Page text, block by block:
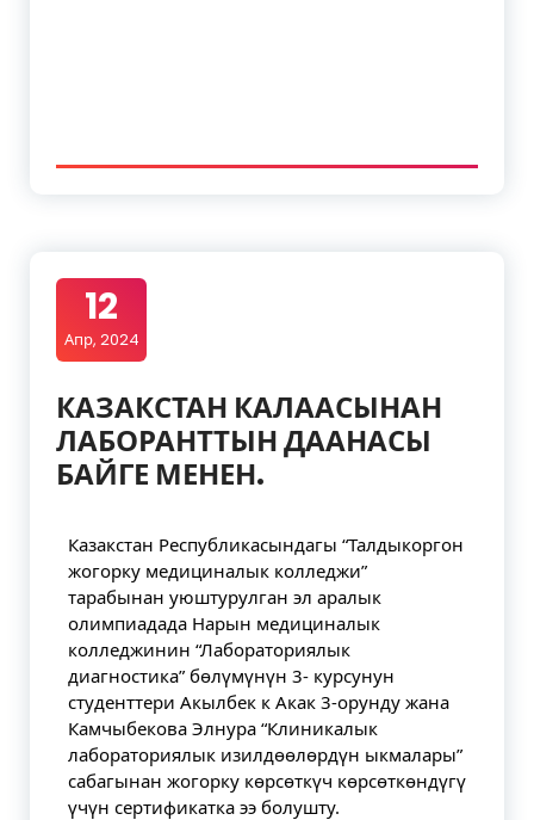
12
Апр, 2024
КАЗАКСТАН КАЛААСЫНАН
ЛАБОРАНТТЫН ДААНАСЫ
БАЙГЕ МЕНЕН.
Казакстан Республикасындагы “Талдыкоргон
жогорку медициналык колледжи”
тарабынан уюштурулган эл аралык
олимпиадада Нарын медициналык
колледжинин “Лабораториялык
диагностика” бөлүмүнүн 3- курсунун
студенттери Акылбек к Акак 3-орунду жана
Камчыбекова Элнура “Клиникалык
лабораториялык изилдөөлөрдүн ыкмалары”
сабагынан жогорку көрсөткүч көрсөткөндүгү
үчүн сертификатка ээ болушту.